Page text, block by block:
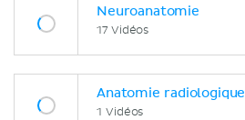
Neuroanatomie
17 Vidéos
Anatomie radiologique
1 Vidéos